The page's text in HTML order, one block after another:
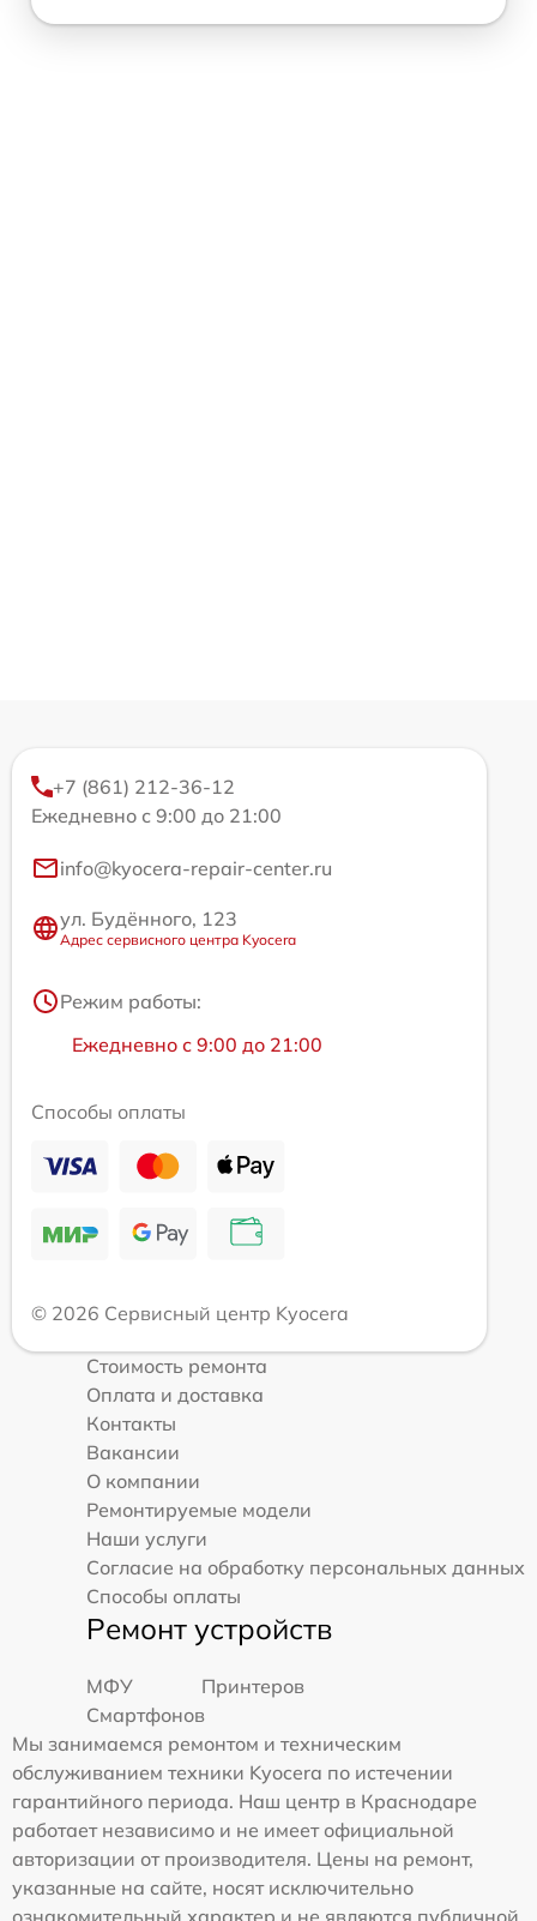
+7 (861) 212-36-12
Ежедневно с 9:00 до 21:00
info@kyocera-repair-center.ru
ул. Будённого, 123
Адрес сервисного центра Kyocera
Режим работы:
Ежедневно с 9:00 до 21:00
Способы оплаты
© 2026 Сервисный центр Kyocera
Стоимость ремонта
Оплата и доставка
Контакты
Вакансии
О компании
Ремонтируемые модели
Наши услуги
Согласие на обработку персональных данных
Способы оплаты
Ремонт устройств
МФУ
Принтеров
Смартфонов
Мы занимаемся ремонтом и техническим
обслуживанием техники Kyocera по истечении
гарантийного периода. Наш центр в Краснодаре
работает независимо и не имеет официальной
авторизации от производителя. Цены на ремонт,
указанные на сайте, носят исключительно